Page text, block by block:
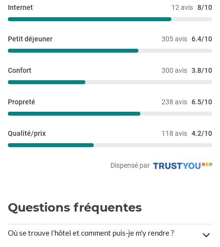
12 avis 8/10
Internet
305 avis 6.4/10
Petit déjeuner
300 avis 3.8/10
Confort
238 avis 6.5/10
Propreté
118 avis 4.2/10
Qualité/prix
Dispensé par
Questions fréquentes
Où se trouve l'hôtel et comment puis-je m'y rendre ?